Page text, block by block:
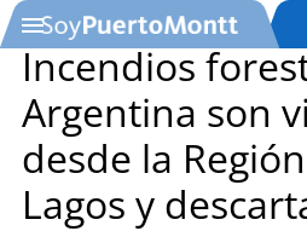
SOYTV
Podcast
Incendios
Argentina son
desde la
Lagos y